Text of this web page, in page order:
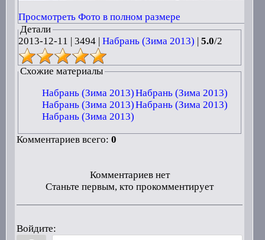
Просмотреть Фото в полном размере
Детали
2013-12-11 | 3494 | Набрань (Зима 2013) | 5.0/2
Схожие материалы
Набрань (Зима 2013)Набрань (Зима 2013)
Набрань (Зима 2013)Набрань (Зима 2013)
Набрань (Зима 2013)
Комментариев всего: 0
Комментариев нет
Станьте первым, кто прокомментирует
Войдите: